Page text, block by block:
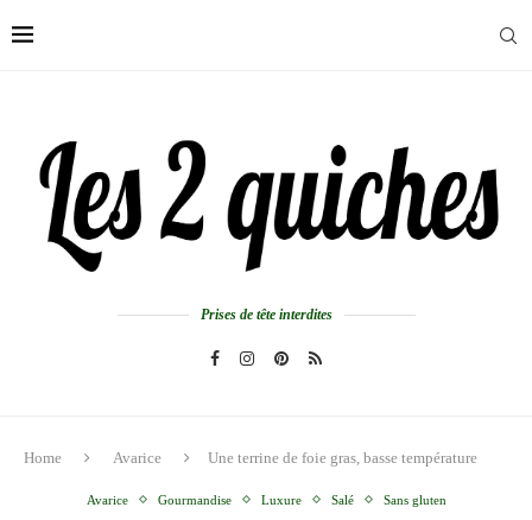
Prises de tête interdites
Home Avarice Une terrine de foie gras, basse température
Avarice Gourmandise Luxure Salé Sans gluten